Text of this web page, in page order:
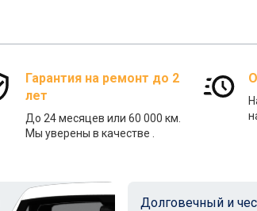
Гарантия на ремонт до 2
лет
До 24 месяцев или 60 000 км.
Мы уверены в качестве .
Долговечный и